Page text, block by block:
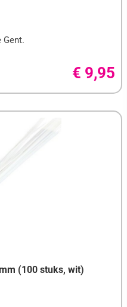
Gent.
€ 9,95
(100 stuks, wit)